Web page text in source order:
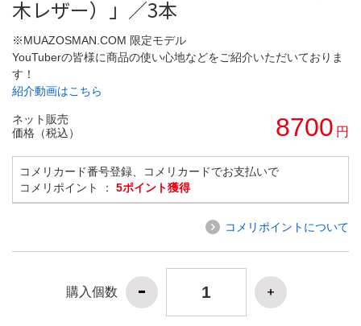
木レザー）」／3本
※MUAZOSMAN.COM 限定モデル
YouTuberの皆様に商品の使い心地などをご紹介いただいておりま
す！
紹介動画はこちら
ネット販売
価格（税込）
8700 円
コメリカード番号登録、コメリカードでお支払いで
コメリポイント ： 5ポイント獲得
コメリポイントについて
購入個数